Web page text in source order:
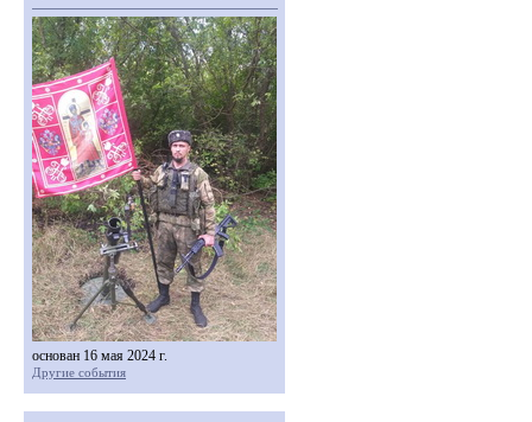
основан 16 мая 2024 г.
Другие события